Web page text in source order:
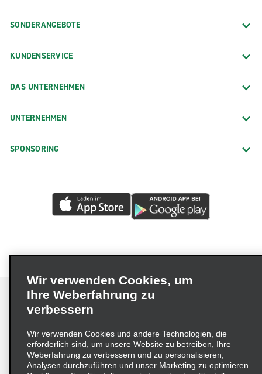
SONDERANGEBOTE
KUNDENSERVICE
DAS UNTERNEHMEN
UNTERNEHMEN
SPONSORING
Impressum Nutzungsbedingungen
Datenschutzrichtlinie
Cookie-Richtlinie
Datenschutzoptionen
Lieferkettensorgfaltspflichtengesetz (LkSG) Grundsatzerklärung
Wir verwenden Cookies, um
Ihre Weberfahrung zu
verbessern
Wir verwenden Cookies und andere Technologien, die
erforderlich sind, um unsere Website zu betreiben, Ihre
Weberfahrung zu verbessern und zu personalisieren,
Analysen durchzuführen und unser Marketing zu optimieren.